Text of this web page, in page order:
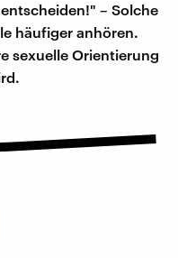
– Solche
häufiger anhören.
sexuelle Orientierung